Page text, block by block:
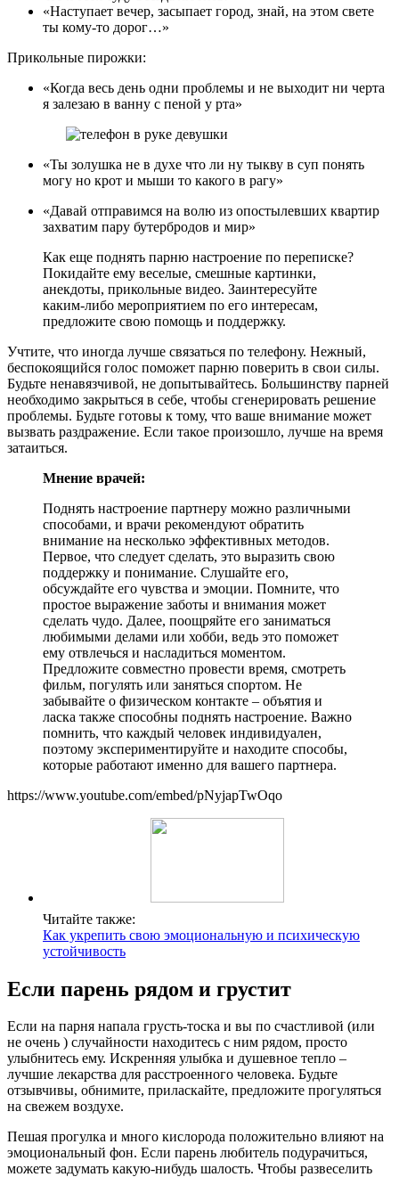
«Наступает вечер, засыпает город, знай, на этом свете
ты кому-то дорог…»
Прикольные пирожки:
«Когда весь день одни проблемы и не выходит ни черта
я залезаю в ванну с пеной у рта»
«Ты золушка не в духе что ли ну тыкву в суп понять
могу но крот и мыши то какого в рагу»
«Давай отправимся на волю из опостылевших квартир
захватим пару бутербродов и мир»
Как еще поднять парню настроение по переписке?
Покидайте ему веселые, смешные картинки,
анекдоты, прикольные видео. Заинтересуйте
каким-либо мероприятием по его интересам,
предложите свою помощь и поддержку.
Учтите, что иногда лучше связаться по телефону. Нежный,
беспокоящийся голос поможет парню поверить в свои силы.
Будьте ненавязчивой, не допытывайтесь. Большинству парней
необходимо закрыться в себе, чтобы сгенерировать решение
проблемы. Будьте готовы к тому, что ваше внимание может
вызвать раздражение. Если такое произошло, лучше на время
затаиться.
Мнение врачей:
Поднять настроение партнеру можно различными
способами, и врачи рекомендуют обратить
внимание на несколько эффективных методов.
Первое, что следует сделать, это выразить свою
поддержку и понимание. Слушайте его,
обсуждайте его чувства и эмоции. Помните, что
простое выражение заботы и внимания может
сделать чудо. Далее, поощряйте его заниматься
любимыми делами или хобби, ведь это поможет
ему отвлечься и насладиться моментом.
Предложите совместно провести время, смотреть
фильм, погулять или заняться спортом. Не
забывайте о физическом контакте – объятия и
ласка также способны поднять настроение. Важно
помнить, что каждый человек индивидуален,
поэтому экспериментируйте и находите способы,
которые работают именно для вашего партнера.
https://www.youtube.com/embed/pNyjapTwOqo
Читайте также:
Как укрепить свою эмоциональную и психическую
устойчивость
Если парень рядом и грустит
Если на парня напала грусть-тоска и вы по счастливой (или
не очень ) случайности находитесь с ним рядом, просто
улыбнитесь ему. Искренняя улыбка и душевное тепло –
лучшие лекарства для расстроенного человека. Будьте
отзывчивы, обнимите, приласкайте, предложите прогуляться
на свежем воздухе.
Пешая прогулка и много кислорода положительно влияют на
эмоциональный фон. Если парень любитель подурачиться,
можете задумать какую-нибудь шалость. Чтобы развеселить